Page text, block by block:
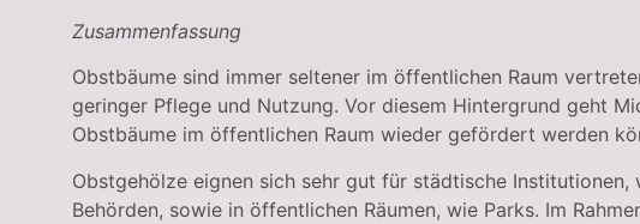
Zusammenfassung
Obstbäume sind immer seltener im öffentlichen Raum
geringer Pflege und Nutzung. Vor diesem Hintergrund geht
Obstbäume im öffentlichen Raum wieder gefördert werden
Obstgehölze eignen sich sehr gut für städtische
Behörden, sowie in öffentlichen Räumen, wie Parks. Im